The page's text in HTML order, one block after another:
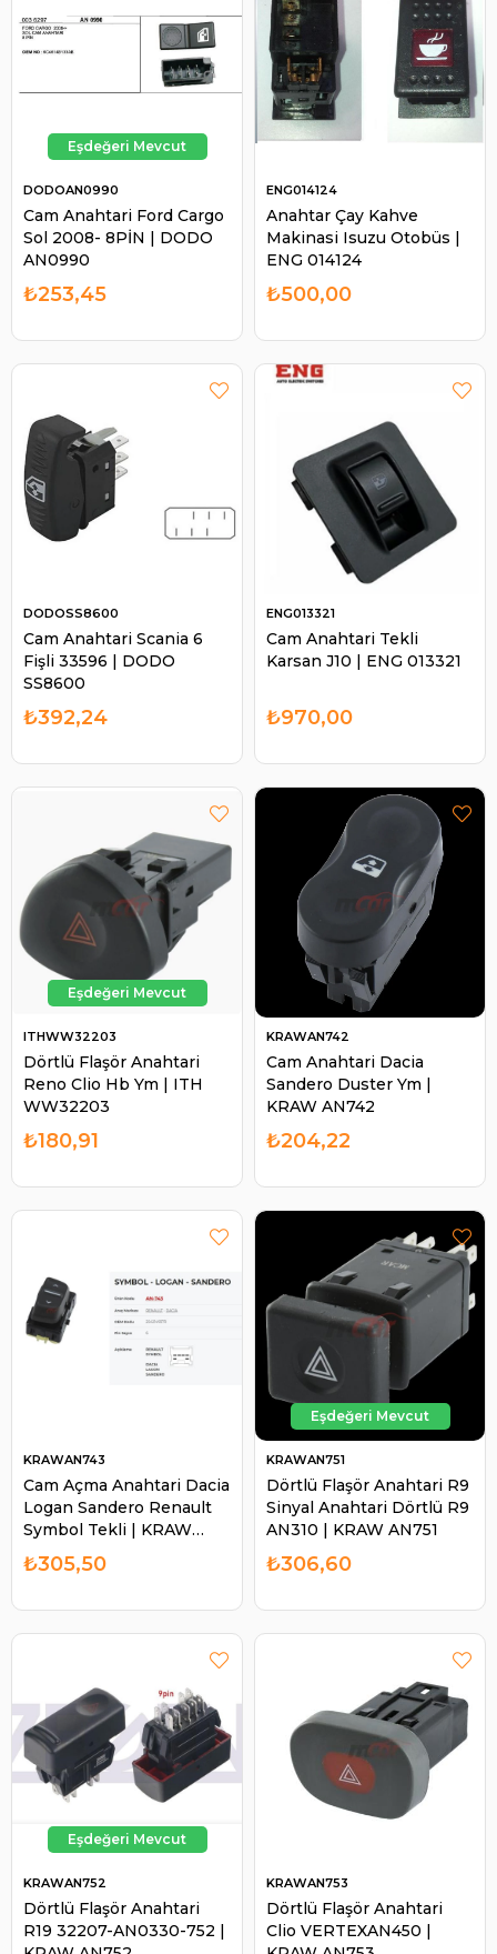
Cam Anahtari Ford Cargo
Sol 2008- 8PİN | DODO
AN0990
DODOAN0990
₺253,45
Anahtar Çay Kahve
Makinasi Isuzu Otobüs |
ENG 014124
ENG014124
₺500,00
Cam Anahtari Scania 6
Fişli 33596 | DODO
SS8600
DODOSS8600
₺392,24
Cam Anahtari Tekli
Karsan J10 | ENG 013321
ENG013321
₺970,00
Dörtlü Flaşör Anahtari
Reno Clio Hb Ym | ITH
WW32203
ITHWW32203
₺180,91
Cam Anahtari Dacia
Sandero Duster Ym |
KRAW AN742
KRAWAN742
₺204,22
Cam Açma Anahtari Dacia
Logan Sandero Renault
Symbol Tekli | KRAW
AN743
KRAWAN743
₺305,50
Dörtlü Flaşör Anahtari R9
Sinyal Anahtari Dörtlü R9
AN310 | KRAW AN751
KRAWAN751
₺306,60
Dörtlü Flaşör Anahtari
R19 32207-AN0330-752 |
KRAWAN752
Dörtlü Flaşör Anahtari
Clio VERTEXAN450 |
KRAWAN753